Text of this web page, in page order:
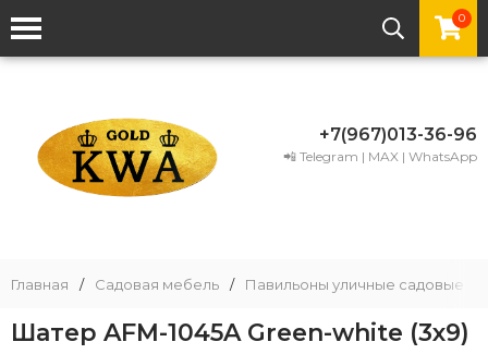
0
+7(967)013-36-96
📲 Telegram | MAX | WhatsApp
Главная / Садовая мебель / Павильоны уличные садовые
Шатер AFM-1045A Green-white (3х9)